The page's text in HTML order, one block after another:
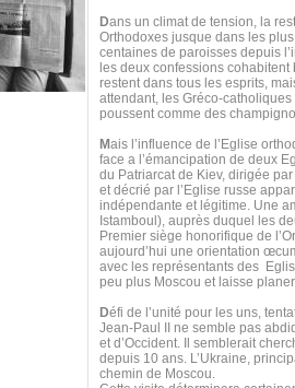
Dans un climat de tension, la
Orthodoxes jusque dans les
centaines de paroisses depuis
les deux confessions
restent dans tous les esprits,
attendant, les Gréco-
poussent comme des
Mais l’influence de l’Eglise
face a l’émancipation de deux
du Patriarcat de Kiev, dirigée
et décrié par l’Eglise russe
indépendante et légitime. Une
Istamboul), auprès duquel les
Premier siège honorifique de
aujourd’hui une orientation
avec les représentants des
peu plus Moscou et laisse
Défi de l’unité pour les uns,
Jean-Paul II ne semble pas
et d’Occident. Il semblerait
depuis 10 ans. L’Ukraine,
chemin de Moscou.